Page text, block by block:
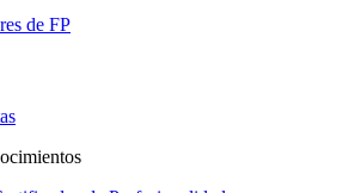
de FP